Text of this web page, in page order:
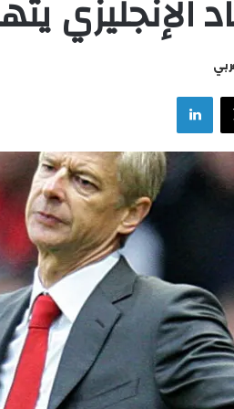
‫X لينكدإن
جهودها للتصدي
الشباب
والرياضة
يهنئ
منتخب
مصر
للشطرنج
وزير الشباب
مصر